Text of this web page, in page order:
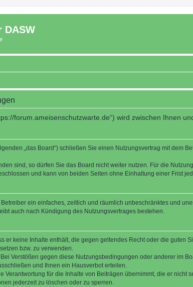
DASW
forum.ameisenschutzwarte.de“) wird zwischen Ihnen
„das Board“) schließen Sie einen Nutzungsvertrag mit dem
sind, so dürfen Sie das Board nicht weiter nutzen. Für die
und kann von beiden Seiten ohne Einhaltung einer Frist
ein einfaches, zeitlich und räumlich unbeschränktes und
auch nach Kündigung des Nutzungsvertrages bestehen.
er keine Inhalte enthält, die gegen geltendes Recht oder die guten
bzw. zu verwenden.
Verstößen gegen diese Nutzungsbedingungen oder anderer im
und Ihnen ein Hausverbot erteilen.
Verantwortung für die Inhalte von Beiträgen übernimmt, die er
jederzeit zu löschen oder zu sperren.